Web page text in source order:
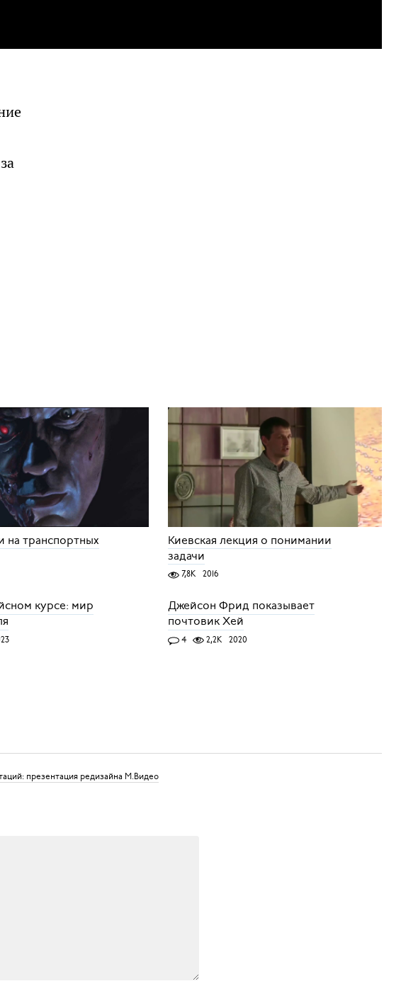
на транспортных
Киевская лекция о понимании
задачи
7,8K 2016
курсе: мир
Джейсон Фрид показывает
почтовик Хей
4 2,2K 2020
презентация редизайна М.Видео